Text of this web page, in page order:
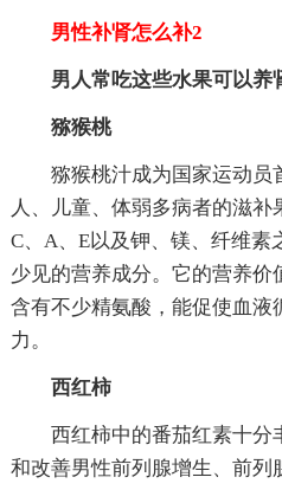
男性补肾怎么补2
男人常吃这些水果可以养
猕猴桃
猕猴桃汁成为国家运动员
人、儿童、体弱多病者的滋
C、A、E以及钾、镁、纤维素
少见的营养成分。它的营养
含有不少精氨酸，能促使血液
力。
西红柿
西红柿中的番茄红素十分
和改善男性前列腺增生、前列